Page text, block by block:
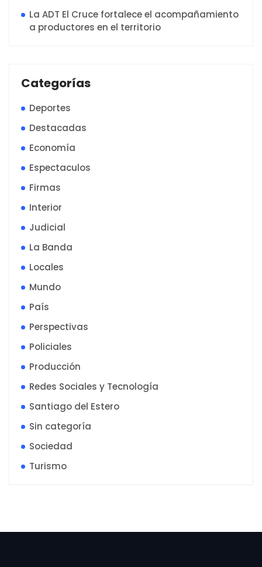
La ADT El Cruce fortalece el acompañamiento
a productores en el territorio
Categorías
Deportes
Destacadas
Economía
Espectaculos
Firmas
Interior
Judicial
La Banda
Locales
Mundo
País
Perspectivas
Policiales
Producción
Redes Sociales y Tecnología
Santiago del Estero
Sin categoría
Sociedad
Turismo